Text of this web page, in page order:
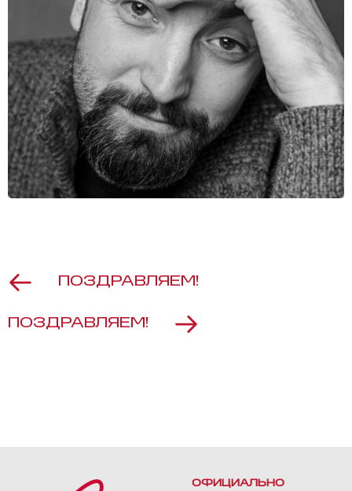
ПОЗДРАВЛЯЕМ!
ПОЗДРАВЛЯЕМ!
ОФИЦИАЛЬНО